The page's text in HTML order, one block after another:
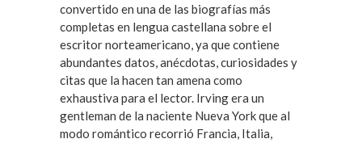
convertido en una de las biografías más
completas en lengua castellana sobre el
escritor norteamericano, ya que contiene
abundantes datos, anécdotas, curiosidades y
citas que la hacen tan amena como
exhaustiva para el lector. Irving era un
gentleman de la naciente Nueva York que al
modo romántico recorrió Francia, Italia,